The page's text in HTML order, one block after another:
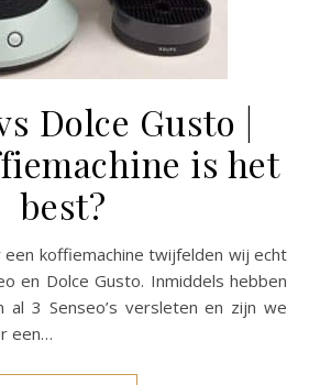
Dolce Gusto |
is het
best?
en Dolce Gusto. Inmiddels hebben
3 Senseo’s versleten en zijn we
een…